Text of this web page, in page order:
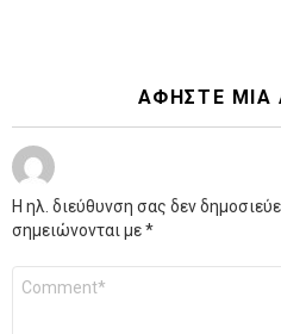
ΑΦΉΣΤΕ ΜΙΑ
Η ηλ. διεύθυνση σας δεν
σημειώνονται με*